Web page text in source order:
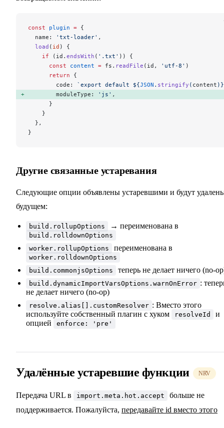
const plugin = {
  name:
'txt-loader' ,
  load
( id ) {
    if
(id. endsWith ( '.txt' )) {
      const
content = fs. readFile (id, 'utf-8' )
      return
{
        code:
`export default ${JSON . stringify ( content )
        moduleType:
'js' ,
      }
    }
  },
}
Другие связанные устаревания
Следующие опции объявлены устаревшими и будут
будущем:
build.rollupOptions → переименована в
build.rolldownOptions
worker.rollupOptions
переименована в
worker.rolldownOptions
build.commonjsOptions
теперь не делает ничего (no-
build.dynamicImportVarsOptions.warnOnError :
не делает ничего (no-op)
resolve.alias[].customResolver : Вместо этого
используйте собственный плагин с хуком
resolveId
и
опцией
enforce: 'pre'
Удалённые устаревшие функции NRV
Передача URL в import.meta.hot.accept
больше не
поддерживается. Пожалуйста, передавайте id вместо этого